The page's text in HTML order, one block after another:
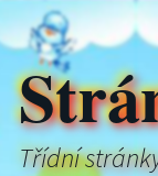
Třídní